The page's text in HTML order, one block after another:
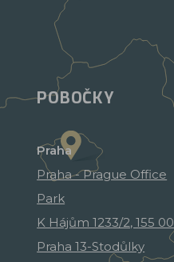
POBOČKY
Praha
Praha - Prague Office
Park
K Hájům 1233/2, 155 00
Praha 13-Stodůlky